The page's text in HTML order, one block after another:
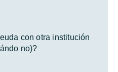
con otra institución
no)?